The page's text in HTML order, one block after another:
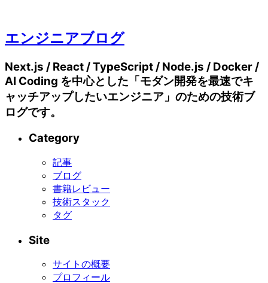
エンジニアブログ
Next.js / React / TypeScript / Node.js / Docker /
AI Coding を中心とした「モダン開発を最速でキ
ャッチアップしたいエンジニア」のための技術ブ
ログです。
Category
記事
ブログ
書籍レビュー
技術スタック
タグ
Site
サイトの概要
プロフィール